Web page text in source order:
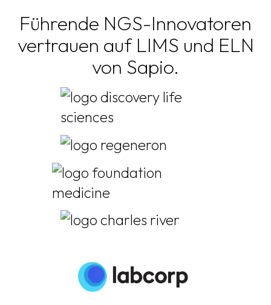
Führende NGS-Innovatoren
vertrauen auf LIMS und ELN
von Sapio.